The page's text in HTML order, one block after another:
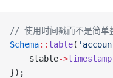
// 使用时间戳而不是简单
Schema:: table(
    $table
->timestamp
});